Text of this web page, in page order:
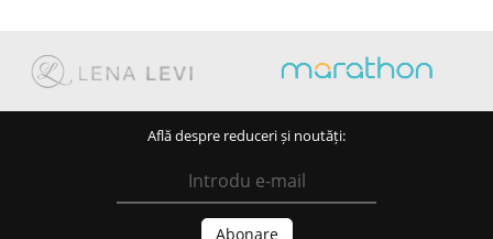
Află despre reduceri și noutăți: